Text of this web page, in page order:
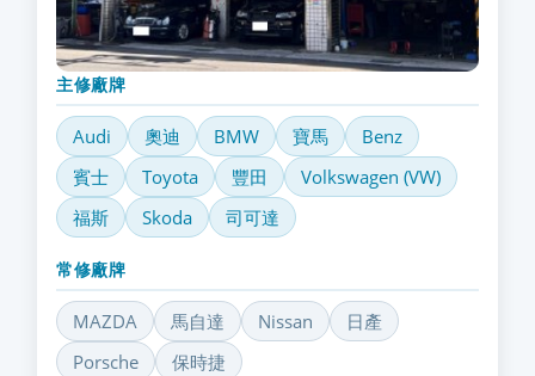
主修廠牌
Audi 奧迪 BMW 寶馬
Benz
賓士
Toyota 豐田
Volkswagen (VW)
福斯
Skoda 司可達
常修廠牌
MAZDA 馬自達 Nissan
日產
Porsche
保時捷